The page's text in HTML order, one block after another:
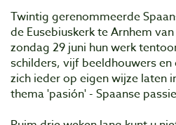
Twintig gerenommeerde
de Eusebiuskerk te Arnhem
zondag 29 juni hun werk
schilders, vijf beeldhouwers
zich ieder op eigen wijze laten
thema 'pasión' - Spaanse